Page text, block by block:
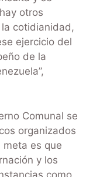
otros
cotidianidad,
ejercicio del
de la
Comunal se
organizados
es que
y los
como